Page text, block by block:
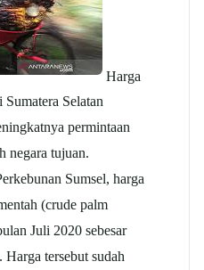
Harga
Sumatera Selatan
permintaan
negara tujuan.
Sumsel, harga
(crude palm
Juli 2020 sebesar
tersebut sudah